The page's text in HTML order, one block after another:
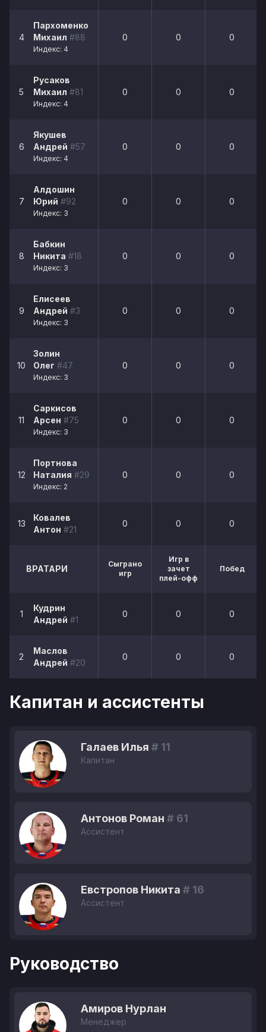
4
Пархоменко
Михаил #88
Индекс: 4
0 0 0
5
Русаков
Михаил #81
Индекс: 4
0 0 0
6
Якушев
Андрей #57
Индекс: 4
0 0 0
7
Алдошин
Юрий #92
Индекс: 3
0 0 0
8
Бабкин
Никита #18
Индекс: 3
0 0 0
9
Елисеев
Андрей #3
Индекс: 3
0 0 0
10
Золин
Олег #47
Индекс: 3
0 0 0
11
Саркисов
Арсен #75
Индекс: 3
0 0 0
12
Портнова
Наталия #29
Индекс: 2
0 0 0
13
Ковалев
Антон #21
0 0 0
ВРАТАРИ
Сыграно
игр
Игр в
зачет
плей-офф
Побед
1
Кудрин
Андрей #1
0 0 0
2
Маслов
Андрей #20
0 0 0
Капитан и ассистенты
Галаев Илья # 11
Капитан
Антонов Роман # 61
Ассистент
Евстропов Никита # 16
Ассистент
Руководство
Амиров Нурлан
Менеджер